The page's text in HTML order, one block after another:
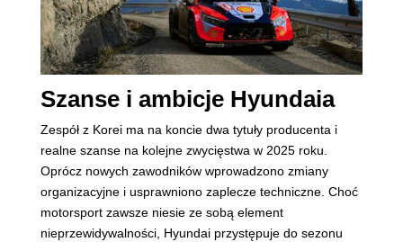
Szanse i ambicje Hyundaia
Zespół z Korei ma na koncie dwa tytuły producenta i
realne szanse na kolejne zwycięstwa w 2025 roku.
Oprócz nowych zawodników wprowadzono zmiany
organizacyjne i usprawniono zaplecze techniczne. Choć
motorsport zawsze niesie ze sobą element
nieprzewidywalności, Hyundai przystępuje do sezonu